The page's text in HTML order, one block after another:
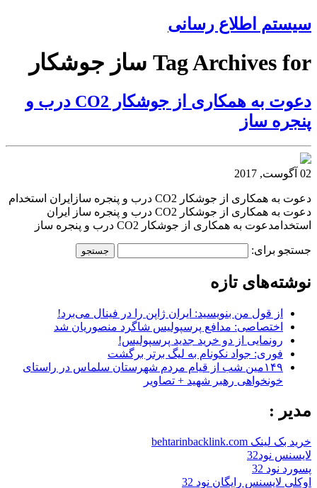
سیستم اطلاع رسانی
Tag Archives for ساز جوشکار
دعوت به همکاری از جوشکار CO2 درب و
پنجره ساز
02 آگوست, 2017
دعوت به همکاری از جوشکار CO2 درب و پنجره سازایران استخدام
دعوت به همکاری از جوشکار CO2 درب و پنجره ساز ایران
استخدامدعوت به همکاری از جوشکار CO2 درب و پنجره ساز
جستجو برای:
نوشته‌های تازه
از قول من بنویسید: ایران ژاپن را در فینال می‌برد!
اختصاصی: مدافع پرسپولیس شاگرد منصوریان شد
رونمایی از دو خرید جدید پرسپولیس!
فوری: جواد نکونام به لیگ برتر برگشت
۱۴۹مین شب از قیام مردم شهرستان سلماس در راستای
خونخواهی رهبر شهید + تصاویر
مدیر :
خرید بک لینک behtarinbacklink.com
لایسنس نود32
پسورد نود 32
اوکلی لایسنس رایگان نود 32